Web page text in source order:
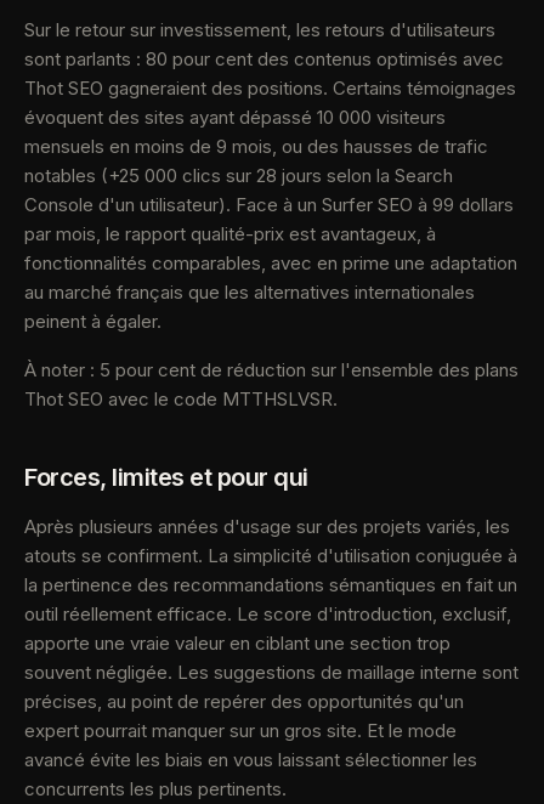
Sur le retour sur investissement, les retours d'utilisateurs
sont parlants : 80 pour cent des contenus optimisés avec
Thot SEO gagneraient des positions. Certains témoignages
évoquent des sites ayant dépassé 10 000 visiteurs
mensuels en moins de 9 mois, ou des hausses de trafic
notables (+25 000 clics sur 28 jours selon la Search
Console d'un utilisateur). Face à un Surfer SEO à 99 dollars
par mois, le rapport qualité-prix est avantageux, à
fonctionnalités comparables, avec en prime une adaptation
au marché français que les alternatives internationales
peinent à égaler.
À noter : 5 pour cent de réduction sur l'ensemble des plans
Thot SEO avec le code MTTHSLVSR.
Forces, limites et pour qui
Après plusieurs années d'usage sur des projets variés, les
atouts se confirment. La simplicité d'utilisation conjuguée à
la pertinence des recommandations sémantiques en fait un
outil réellement efficace. Le score d'introduction, exclusif,
apporte une vraie valeur en ciblant une section trop
souvent négligée. Les suggestions de maillage interne sont
précises, au point de repérer des opportunités qu'un
expert pourrait manquer sur un gros site. Et le mode
avancé évite les biais en vous laissant sélectionner les
concurrents les plus pertinents.